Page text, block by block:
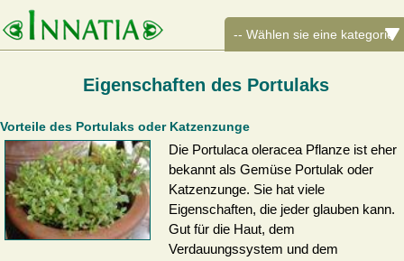
Eigenschaften des Portulaks
Vorteile des Portulaks oder Katzenzunge
Die Portulaca oleracea Pflanze ist eher
bekannt als Gemüse Portulak oder
Katzenzunge. Sie hat viele
Eigenschaften, die jeder glauben kann.
Gut für die Haut, dem
Verdauungssystem und dem